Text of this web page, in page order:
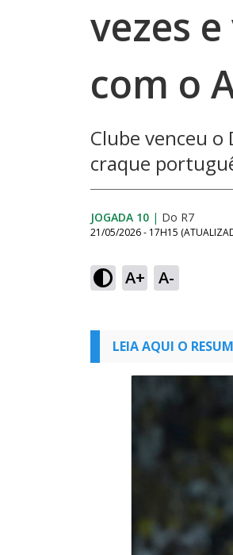
vezes
com o
Clube venceu
craque
JOGADA 10 | Do R7
21/05/2026 - 17H15
A+ A-
LEIA AQUI O